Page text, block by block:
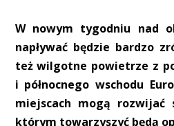
W nowym tygodniu nad
napływać będzie bardzo
też wilgotne powietrze z
i północnego wschodu
miejscach mogą rozwijać
którym towarzyszyć będą